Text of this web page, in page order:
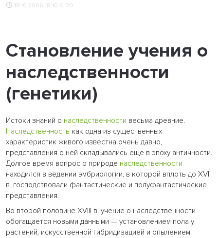
18.10.2006 18:10 0.00
Становление учения о
наследственности
(генетики)
Истоки знаний о наследственности весьма древние.
Наследственность как одна из существенных
характеристик живого известна очень давно,
представления о ней складывались еще в эпоху античности.
Долгое время вопрос о природе наследственности
находился в ведении эмбриологии, в которой вплоть до XVII
в. господствовали фантастические и полуфантастические
представления.
Во второй половине XVIII в. учение о наследственности
обогащается новыми данными — установлением пола у
растений, искусственной гибридизацией и опылением